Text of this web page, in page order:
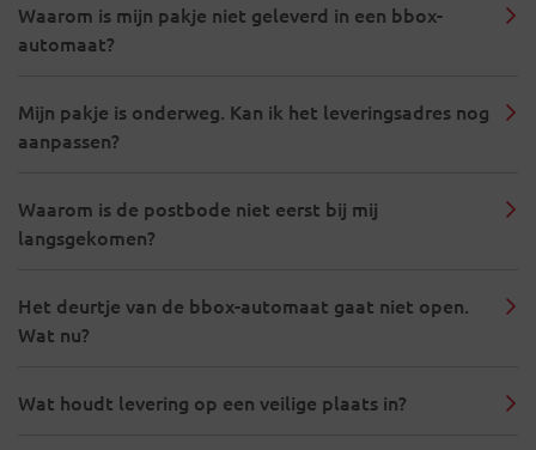
Waarom is mijn pakje niet geleverd in een bbox-
automaat?
Mijn pakje is onderweg. Kan ik het leveringsadres nog
aanpassen?
Waarom is de postbode niet eerst bij mij
langsgekomen?
Het deurtje van de bbox-automaat gaat niet open.
Wat nu?
Wat houdt levering op een veilige plaats in?